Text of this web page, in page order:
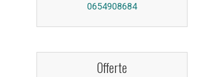
0654908684
Offerte